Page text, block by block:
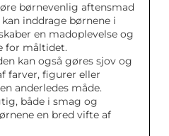
børnevenlig aftensmad
inddrage børnene i
en madoplevelse og
for måltidet.
kan også gøres sjov og
farver, figurer eller
anderledes måde.
både i smag og
en bred vifte af